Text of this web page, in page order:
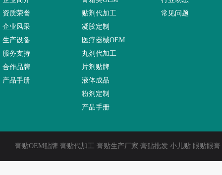
资质荣誉
企业风采
生产设备
服务支持
合作品牌
产品手册
贴剂代加工
凝胶定制
医疗器械OEM
丸剂代加工
片剂贴牌
液体成品
粉剂定制
产品手册
常见问题
膏贴OEM贴牌 膏贴代加工 膏贴生产厂家 膏贴批发 小儿贴 眼贴眼